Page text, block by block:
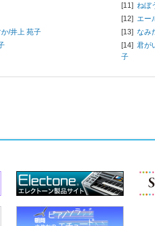
/井上 苑子
[11] ねぼ
[12] エー
[13] なみ
[14] 君が
子